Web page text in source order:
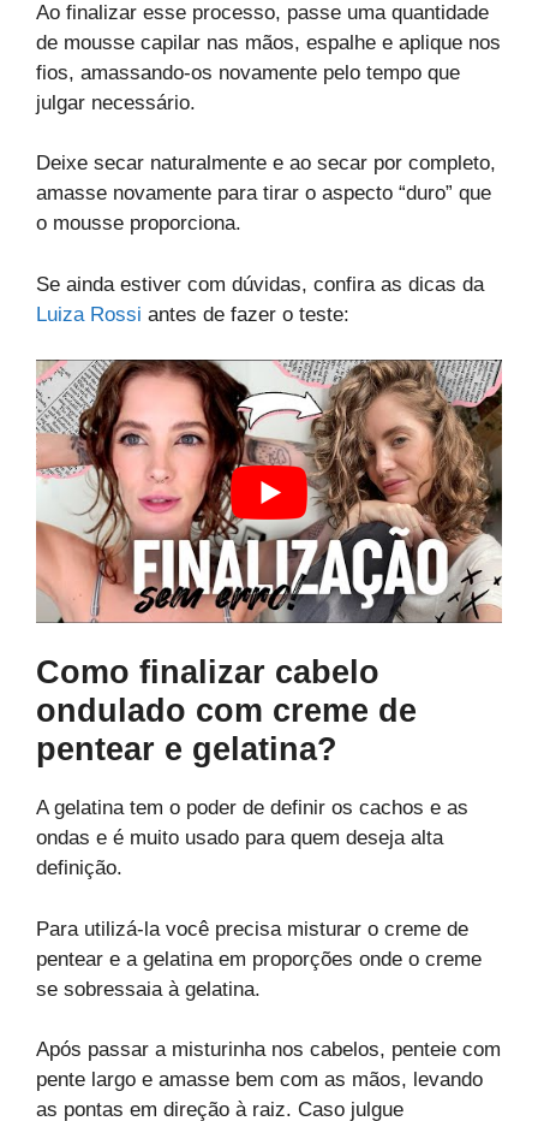
Ao finalizar esse processo, passe uma quantidade
de mousse capilar nas mãos, espalhe e aplique nos
fios, amassando-os novamente pelo tempo que
julgar necessário.
Deixe secar naturalmente e ao secar por completo,
amasse novamente para tirar o aspecto “duro” que
o mousse proporciona.
Se ainda estiver com dúvidas, confira as dicas da
Luiza Rossi antes de fazer o teste:
Como finalizar cabelo
ondulado com creme de
pentear e gelatina?
A gelatina tem o poder de definir os cachos e as
ondas e é muito usado para quem deseja alta
definição.
Para utilizá-la você precisa misturar o creme de
pentear e a gelatina em proporções onde o creme
se sobressaia à gelatina.
Após passar a misturinha nos cabelos, penteie com
pente largo e amasse bem com as mãos, levando
as pontas em direção à raiz. Caso julgue